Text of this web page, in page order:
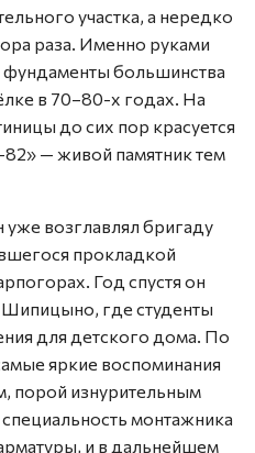
участка, а нередко
раза. Именно руками
большинства
в 70–80-х годах. На
до сих пор красуется
82» — живой памятник тем
возглавлял бригаду
прокладкой
Год спустя он
где студенты
для детского дома. По
яркие воспоминания
порой изнурительным
монтажника
и в дальнейшем